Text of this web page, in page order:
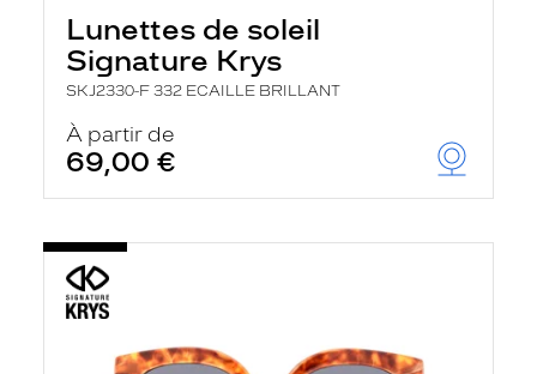
Lunettes de soleil
Signature Krys
SKJ2330-F 332 ECAILLE BRILLANT
À partir de
69,00 €